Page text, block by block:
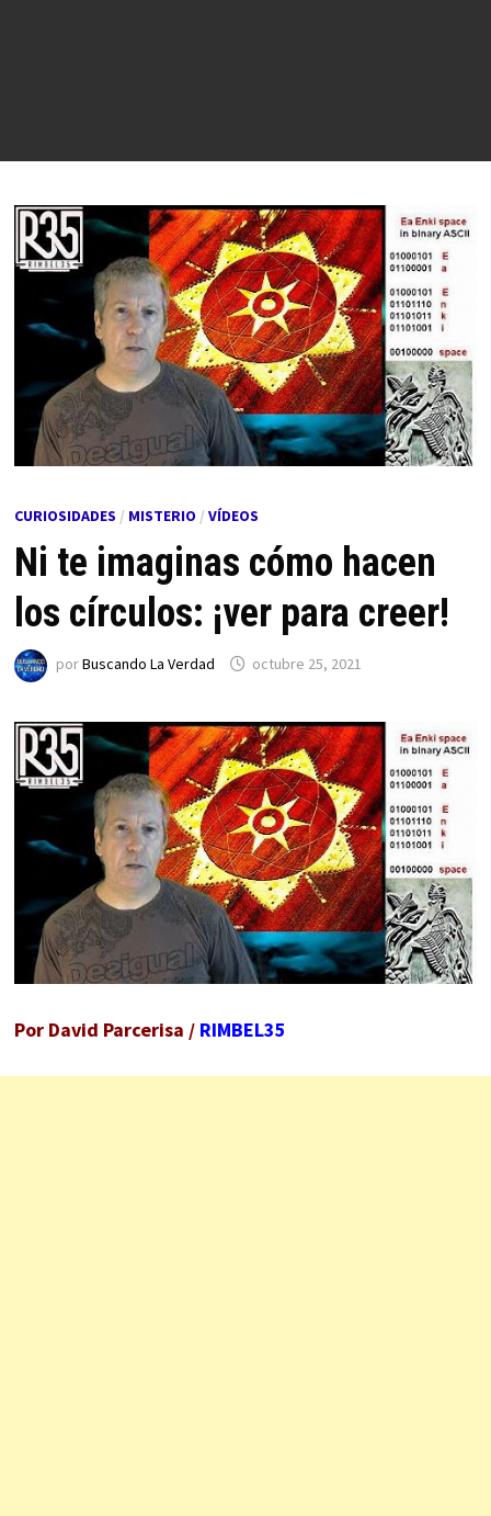
CURIOSIDADES / MISTERIO / VÍDEOS
Ni te imaginas cómo hacen
los círculos: ¡ver para creer!
porBuscando La Verdad octubre 25, 2021
Por David Parcerisa / RIMBEL35